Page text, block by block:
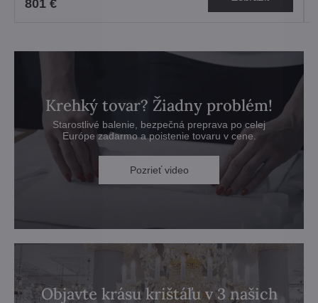
801 €
Krehký tovar? Žiadny problém!
Starostlivé balenie, bezpečná preprava po celej
Európe zadarmo a poistenie tovaru v cene.
Pozrieť video
Objavte krásu krištáľu v 3 našich